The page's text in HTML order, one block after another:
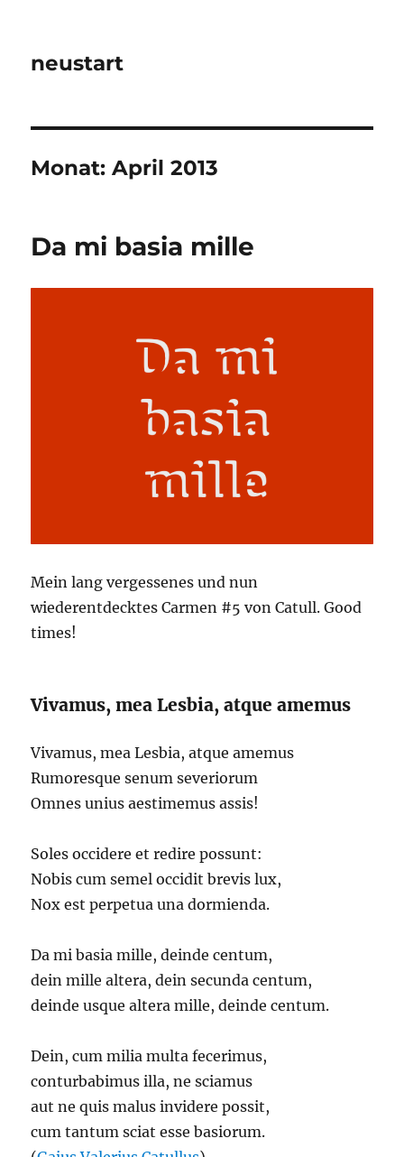
neustart
Monat:April 2013
Da mi basia mille
Mein lang vergessenes und nun
wiederentdecktes Carmen #5 von Catull. Good
times!
Vivamus, mea Lesbia, atque amemus
Vivamus, mea Lesbia, atque amemus
Rumoresque senum severiorum
Omnes unius aestimemus assis!
Soles occidere et redire possunt:
Nobis cum semel occidit brevis lux,
Nox est perpetua una dormienda.
Da mi basia mille, deinde centum,
dein mille altera, dein secunda centum,
deinde usque altera mille, deinde centum.
Dein, cum milia multa fecerimus,
conturbabimus illa, ne sciamus
aut ne quis malus invidere possit,
cum tantum sciat esse basiorum.